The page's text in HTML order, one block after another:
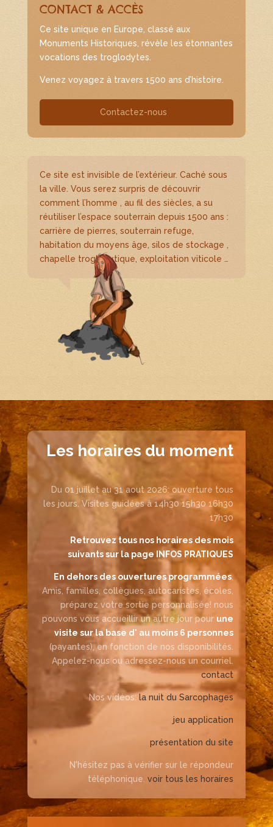
CONTACT & ACCÈS
Ce site unique en Europe, classé aux
Monuments Historiques, révèle les étonnantes
vocations des troglodytes.
Venez voyagez à travers 1500 ans d’histoire.
Contactez-nous
Ce site est invisible de l’extérieur. Caché sous
la ville. Vous serez surpris de découvrir
comment l’homme , au fil des siècles, a su
réutiliser l’espace souterrain depuis 1500 ans :
carrière de pierres, souterrain refuge,
habitation du moyens âge, silos de stockage ,
chapelle troglodytique, exploitation viticole …
Les horaires du moment
Du 01 juillet au 31 aout 2026: ouverture tous
les jours. Visites guidées à 14h30 15h30 16h30
17h30
Retrouvez tous nos horaires des mois
suivants sur la page INFOS PRATIQUES
En dehors des ouvertures programmées,
Amis, familles, collègues, autocaristes, écoles,
préparez votre sortie personnalisée! nous
pouvons vous accueillir un autre jour pour une
visite sur la base d' au moins 6 personnes
(payantes), en fonction de nos disponibilités.
Appelez-nous ou adressez-nous un courriel.
contact
Nos vidéos: la nuit du Sarcophages
jeu application
présentation du site
N'hésitez pas à vérifier sur le répondeur
téléphonique. voir tous les horaires